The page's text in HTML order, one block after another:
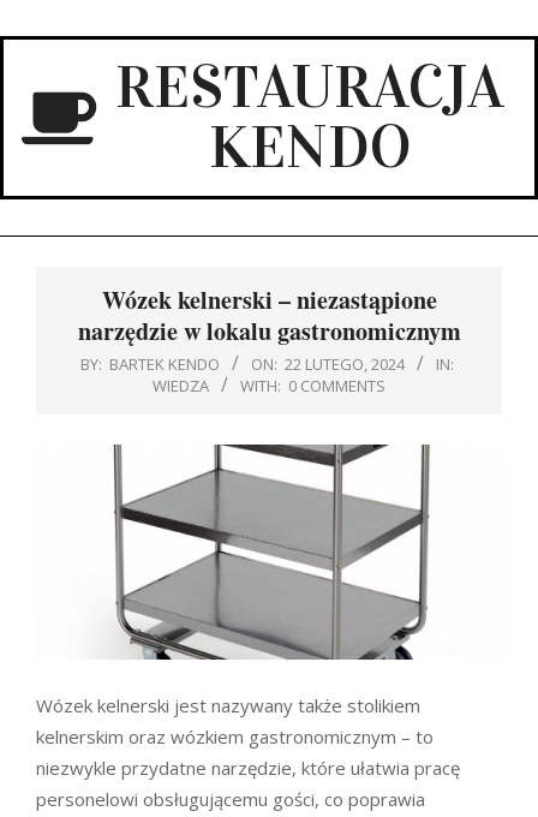
to
RESTAURACJA
KENDO
Wózek kelnerski – niezastąpione
narzędzie w lokalu gastronomicznym
BY: BARTEK KENDO ON: 22 LUTEGO, 2024
IN:
WIEDZA
WITH: 0 COMMENTS
Wózek kelnerski jest nazywany także stolikiem
kelnerskim oraz wózkiem gastronomicznym – to
niezwykle przydatne narzędzie, które ułatwia pracę
personelowi obsługującemu gości, co poprawia